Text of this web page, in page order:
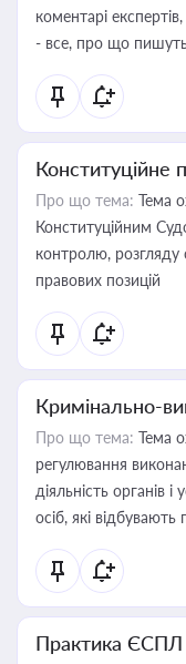
коментарі
- все, про що пишуть
Конституційне
Про що тема: Тема
Конституційним
контролю, розгляду
правових позицій
Кримінально-
Про що тема: Тема
регулювання
діяльність органів
осіб, які відбувають
Практика ЄСПЛ